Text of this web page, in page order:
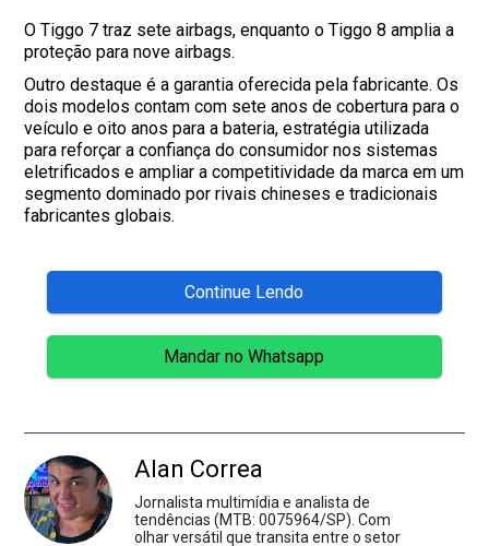
O Tiggo 7 traz sete airbags, enquanto o Tiggo 8 amplia a
proteção para nove airbags.
Outro destaque é a garantia oferecida pela fabricante. Os
dois modelos contam com sete anos de cobertura para o
veículo e oito anos para a bateria, estratégia utilizada
para reforçar a confiança do consumidor nos sistemas
eletrificados e ampliar a competitividade da marca em um
segmento dominado por rivais chineses e tradicionais
fabricantes globais.
Continue Lendo
Mandar no Whatsapp
Alan Correa
Jornalista multimídia e analista de
tendências (MTB: 0075964/SP). Com
olhar versátil que transita entre o setor